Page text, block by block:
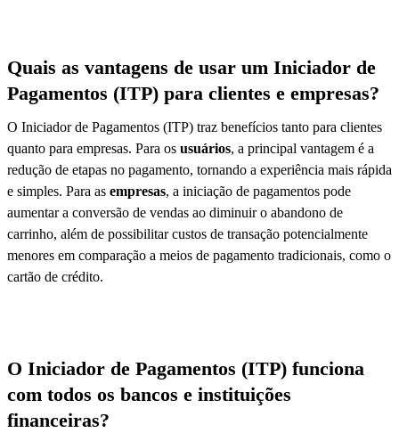
Quais as vantagens de usar um Iniciador de
Pagamentos (ITP) para clientes e empresas?
O Iniciador de Pagamentos (ITP) traz benefícios tanto para clientes
quanto para empresas. Para os usuários, a principal vantagem é a
redução de etapas no pagamento, tornando a experiência mais rápida
e simples. Para as empresas, a iniciação de pagamentos pode
aumentar a conversão de vendas ao diminuir o abandono de
carrinho, além de possibilitar custos de transação potencialmente
menores em comparação a meios de pagamento tradicionais, como o
cartão de crédito.
O Iniciador de Pagamentos (ITP) funciona
com todos os bancos e instituições
financeiras?